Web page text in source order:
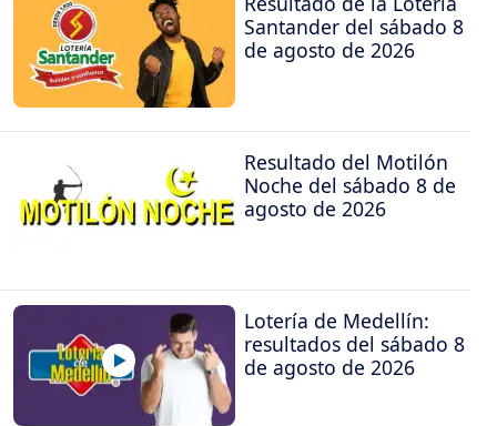
Santander del sábado 8
de agosto de 2026
Resultado del Motilón
Noche del sábado 8 de
agosto de 2026
Lotería de Medellín:
resultados del sábado 8
de agosto de 2026